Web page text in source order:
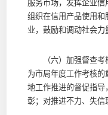
服务市场，发挥企业
组织在信用产品使用
业，鼓励和调动社会力
（六）加强督查考
为市局年度工作考核
地工作推进的督促指
彰；对推进不力、失信